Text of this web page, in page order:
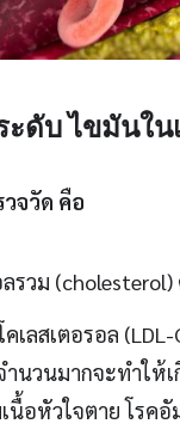
ะดับ ไขมันใ
จวัด คือ
รวม
เลสเตอรอล (LDL-
นวนมากจะทำให้
นื้อหัวใจตาย โรค